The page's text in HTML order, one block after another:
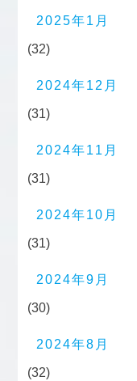
2025年1月
(32)
2024年12月
(31)
2024年11月
(31)
2024年10月
(31)
2024年9月
(30)
2024年8月
(32)